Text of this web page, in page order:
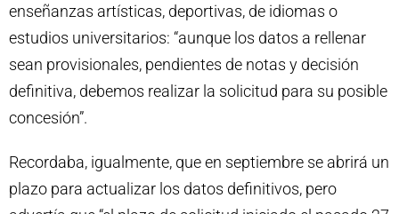
enseñanzas artísticas, deportivas, de idiomas o
estudios universitarios: “aunque los datos a rellenar
sean provisionales, pendientes de notas y decisión
definitiva, debemos realizar la solicitud para su posible
concesión”.
Recordaba, igualmente, que en septiembre se abrirá un
plazo para actualizar los datos definitivos, pero